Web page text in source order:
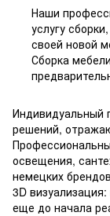
Наши
услугу
своей новой
Сборка
Индивидуальный
решений,
освещения,
немецких
3D
еще до начала